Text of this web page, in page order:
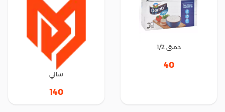
دمتى 1/2
40
ساني
140